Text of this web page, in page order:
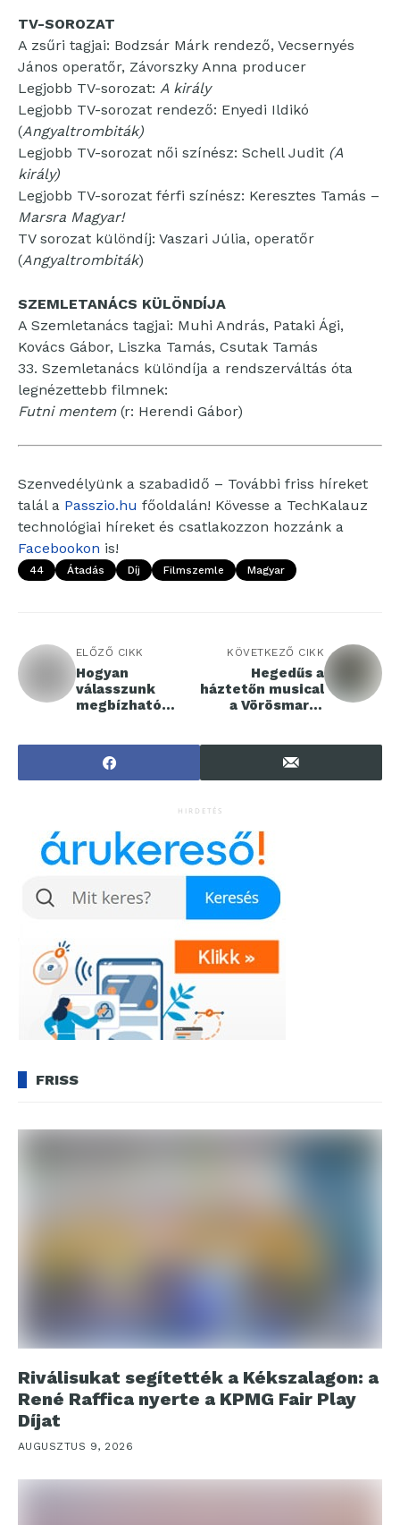
TV-SOROZAT
A zsűri tagjai: Bodzsár Márk rendező, Vecsernyés
János operatőr, Závorszky Anna producer
Legjobb TV-sorozat: A király
Legjobb TV-sorozat rendező: Enyedi Ildikó
(Angyaltrombiták)
Legjobb TV-sorozat női színész: Schell Judit (A
király)
Legjobb TV-sorozat férfi színész: Keresztes Tamás –
Marsra Magyar!
TV sorozat különdíj: Vaszari Júlia, operatőr
(Angyaltrombiták)
SZEMLETANÁCS KÜLÖNDÍJA
A Szemletanács tagjai: Muhi András, Pataki Ági,
Kovács Gábor, Liszka Tamás, Csutak Tamás
33. Szemletanács különdíja a rendszerváltás óta
legnézettebb filmnek:
Futni mentem(r: Herendi Gábor)
Szenvedélyünk a szabadidő – További friss híreket
talál a Passzio.hu főoldalán! Kövesse a TechKalauz
technológiai híreket és csatlakozzon hozzánk a
Facebookon is!
44 Átadás Díj Filmszemle Magyar
ELŐZŐ CIKK
Hogyan
válasszunk
megbízható
KÖVETKEZŐ CIKK
Hegedűs a
háztetőn musical
a Vörösmarty
HIRDETÉS
FRISS
Riválisukat segítették a Kékszalagon: a
René Raffica nyerte a KPMG Fair Play
Díjat
AUGUSZTUS 9, 2026